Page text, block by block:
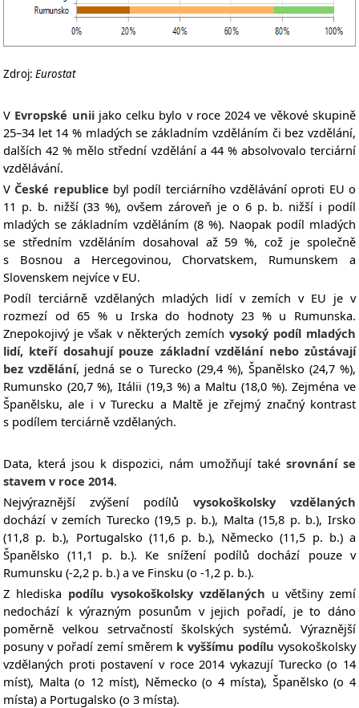
Zdroj: Eurostat
V Evropské uniijako celku bylo v roce 2024 ve věkové skupině
25–34 let 14 % mladých se základním vzděláním či bez vzdělání,
dalších 42 % mělo střední vzdělání a 44 % absolvovalo terciární
vzdělávání.
VČeské republice byl podíl terciárního vzdělávání oproti EU o
11 p. b. nižší (33 %), ovšem zároveň je o 6 p. b. nižší i podíl
mladých se základním vzděláním (8 %). Naopak podíl mladých
se středním vzděláním dosahoval až 59 %, což je společně
s Bosnou a Hercegovinou, Chorvatskem, Rumunskem a
Slovenskem nejvíce v EU.
Podíl terciárně vzdělaných mladých lidí v zemích v EU je v
rozmezí od 65 % u Irska do hodnoty 23 % u Rumunska.
Znepokojivý je však v některých zemíchvysoký podíl mladých
lidí, kteří dosahují pouze základní vzdělání nebo zůstávají
bez vzdělání, jedná se o Turecko (29,4 %), Španělsko (24,7 %),
Rumunsko (20,7 %), Itálii (19,3 %) a Maltu (18,0 %). Zejména ve
Španělsku, ale i v Turecku a Maltě je zřejmý značný kontrast
s podílem terciárně vzdělaných.
Data, která jsou k dispozici, nám umožňují také srovnání se
stavem v roce 2014.
Nejvýraznější zvýšení podílů vysokoškolsky vzdělaných
dochází v zemích Turecko (19,5 p. b.), Malta (15,8 p. b.), Irsko
(11,8 p. b.), Portugalsko (11,6 p. b.), Německo (11,5 p. b.) a
Španělsko (11,1 p. b.). Ke snížení podílů dochází pouze v
Rumunsku (-2,2 p. b.) a ve Finsku (o -1,2 p. b.).
Z hlediska podílu vysokoškolsky vzdělaných u většiny zemí
nedochází k výrazným posunům v jejich pořadí, je to dáno
poměrně velkou setrvačností školských systémů. Výraznější
posuny v pořadí zemí směrem k vyššímu podílu vysokoškolsky
vzdělaných proti postavení v roce 2014 vykazují Turecko (o 14
míst), Malta (o 12 míst), Německo (o 4 místa), Španělsko (o 4
místa) a Portugalsko (o 3 místa).